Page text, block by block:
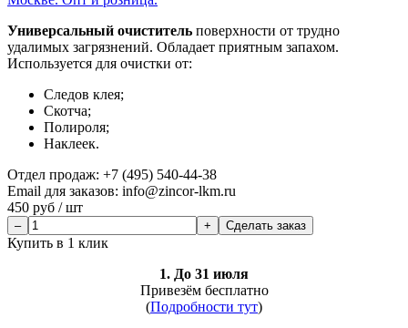
Универсальный очиститель поверхности от трудно
удалимых загрязнений. Обладает приятным запахом.
Используется для очистки от:
Следов клея;
Скотча;
Полироля;
Наклеек.
Отдел продаж: +7 (495) 540-44-38
Email для заказов: info@zincor-lkm.ru
450 руб / шт
Сделать заказ
Купить в 1 клик
1. До 31 июля
Привезём бесплатно
(Подробности тут)